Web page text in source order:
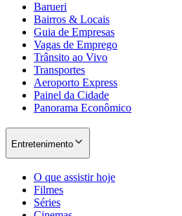
Barueri
Bairros & Locais
Guia de Empresas
Vagas de Emprego
Trânsito ao Vivo
Transportes
Aeroporto Express
Painel da Cidade
Panorama Econômico
Entretenimento
O que assistir hoje
Filmes
Séries